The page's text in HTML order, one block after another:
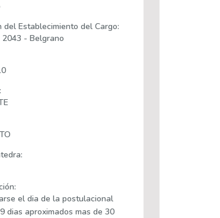
del Establecimiento del Cargo:
2043 - Belgrano
el dia de la postulacional
dias aproximados mas de 30